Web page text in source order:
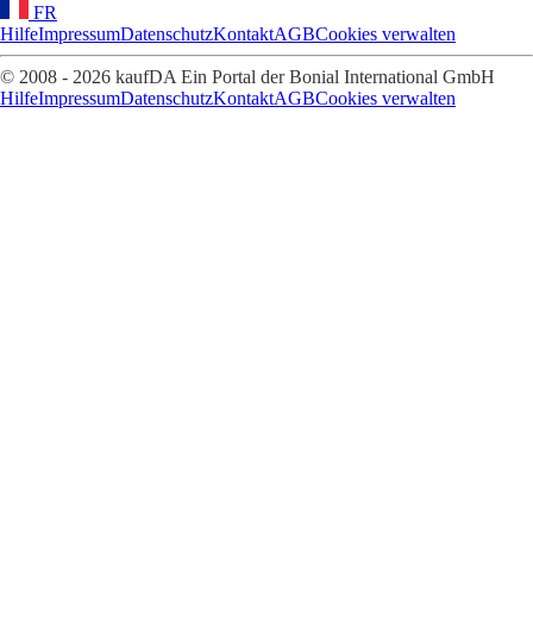
FR
HilfeImpressumDatenschutzKontaktAGBCookies verwalten
© 2008 - 2026 kaufDA Ein Portal der Bonial International GmbH
HilfeImpressumDatenschutzKontaktAGBCookies verwalten